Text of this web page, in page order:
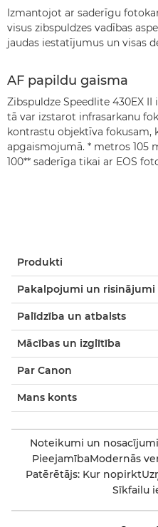
Izmantojot ar saderīgu
visus zibspuldzes vadības
jaudas iestatījumus un visas
AF papildu gaisma
Zibspuldze Speedlite 430EX
tā var izstarot infrasarkanu
kontrastu objektīva fokusam,
apgaismojumā. * metros 105
100** saderīga tikai ar EOS
Produkti
Pakalpojumi un risinājumi
Palīdzība un atbalsts
Mācības un izglītība
Par Canon
Mans konts
Noteikumi un nosacījumi
PieejamībaModernās
Patērētājs: Kur nopirkt
Sīkfailu